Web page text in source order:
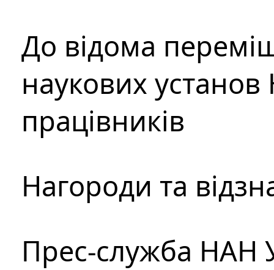
До відома
наукових установ
працівників
Нагороди та
Прес-служба НАН